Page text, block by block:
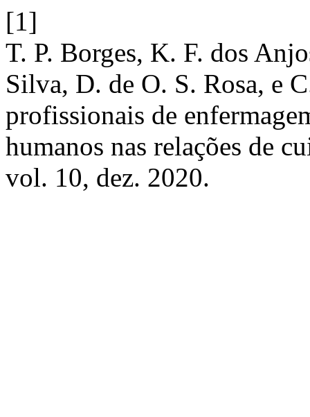
[1]
T. P. Borges, K. F. dos
Silva, D. de O. S. Rosa, e
profissionais de
humanos nas relações de
vol. 10, dez. 2020.